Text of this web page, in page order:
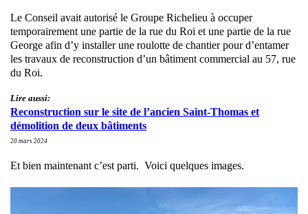
Le Conseil avait autorisé le Groupe Richelieu à occuper
temporairement une partie de la rue du Roi et une partie de la rue
George afin d’y installer une roulotte de chantier pour d’entamer
les travaux de reconstruction d’un bâtiment commercial au 57, rue
du Roi.
Lire aussi:
Reconstruction sur le site de l’ancien Saint-Thomas et
démolition de deux bâtiments
20 mars 2024
Et bien maintenant c’est parti. Voici quelques images.